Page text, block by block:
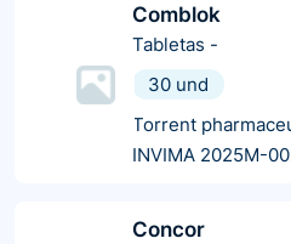
Comblok
Tabletas -
30 und
Torrent
INVIMA 2025M-
Concor